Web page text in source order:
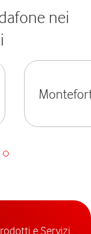
nei
e Servizi